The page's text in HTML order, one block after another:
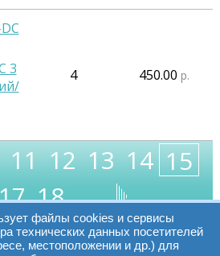
3
4 450.00 р.
11 12 13 14 15
18 …
файлы cookies и сервисы
технических данных посетителей
местоположении и др.) для